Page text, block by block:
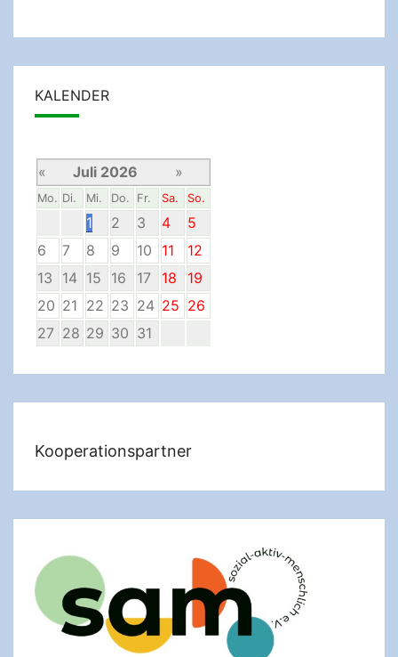
KALENDER
« Juli 2026 »
Mo. Di. Mi. Do. Fr. Sa. So.
1 2 3 4
5
6
7 8 9 10 11
12
13
14 15 16 17 18
19
20 21 22 23 24 25 26
27 28 29 30 31
Kooperationspartner